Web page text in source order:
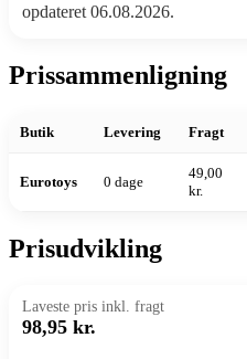
opdateret 06.08.2026.
Prissammenligning
Butik Levering Fragt
Eurotoys 0 dage
49,00
kr.
Prisudvikling
Laveste pris inkl. fragt
98,95 kr.